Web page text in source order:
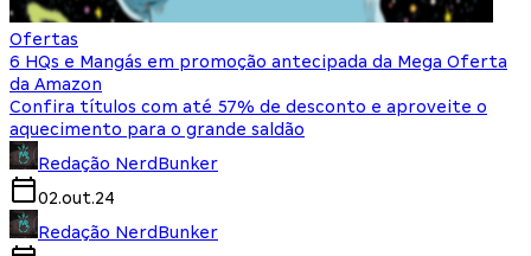
Ofertas
6 HQs e Mangás em promoção antecipada da Mega Oferta
da Amazon
Confira títulos com até 57% de desconto e aproveite o
aquecimento para o grande saldão
Redação NerdBunker
02.out.24
Redação NerdBunker